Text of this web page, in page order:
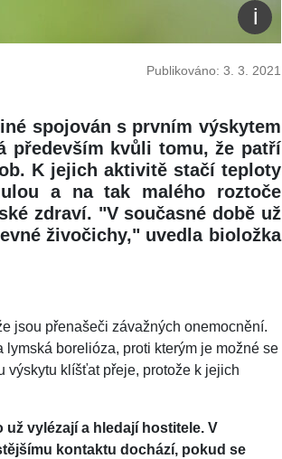
Publikováno: 3. 3. 2021
spojován s prvním výskytem
především kvůli tomu, že patří
K jejich aktivitě stačí teploty
a na tak malého roztoče
zdraví. "V současné době už
živočichy," uvedla bioložka
jsou přenašeči závažných onemocnění.
borelióza, proti kterým je možné se
výskytu klíšťat přeje, protože k jejich
už vylézají a hledají hostitele. V
kontaktu dochází, pokud se